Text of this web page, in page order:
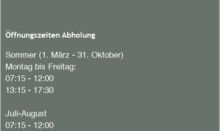
Öffnungszeiten Abholung
Sommer (1. März - 31. Oktober)
Montag bis Freitag:
07:15 - 12:00
13:15 - 17:30
Juli-August
07:15 - 12:00